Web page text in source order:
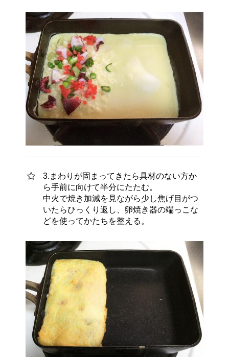
3.まわりが固まってきたら具材のない方か
ら手前に向けて半分にたたむ。
中火で焼き加減を見ながら少し焦げ目がつ
いたらひっくり返し、卵焼き器の端っこな
どを使ってかたちを整える。